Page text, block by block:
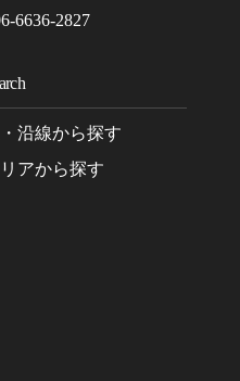
6636-2827
沿線から探す
アから探す